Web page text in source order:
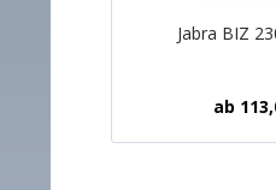
Jabra BIZ
ab